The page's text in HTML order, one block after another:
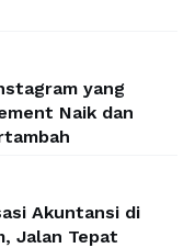
yang
Naik dan
Akuntansi di
Jalan Tepat